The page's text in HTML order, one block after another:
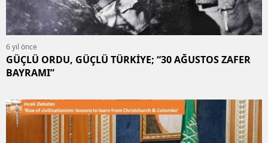
6 yıl önce
GÜÇLÜ ORDU, GÜÇLÜ TÜRKİYE; “30 AĞUSTOS ZAFER
BAYRAMI”